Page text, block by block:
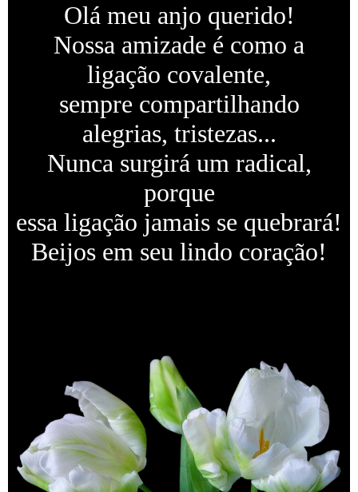
Olá meu anjo querido!
Nossa amizade é como a
ligação covalente,
sempre compartilhando
alegrias, tristezas...
Nunca surgirá um radical,
porque
essa ligação jamais se quebrará!
Beijos em seu lindo coração!